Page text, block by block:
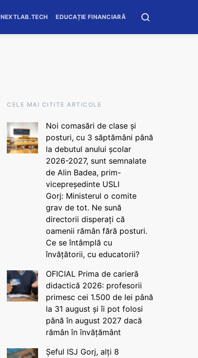
NEXTLAB.TECH EDUCAȚIE FINANCIARĂ
CELE MAI CITITE ARTICOLE
Noi comasări de clase și
posturi, cu 3 săptămâni până
la debutul anului școlar
2026-2027, sunt semnalate
de Alin Badea, prim-
vicepreședinte USLI
Gorj: Ministerul o comite
grav de tot. Ne sună
directorii disperați că
oamenii rămân fără posturi.
Ce se întâmplă cu
învățătorii, cu educatorii?
OFICIAL Prima de carieră
didactică 2026: profesorii
primesc cei 1.500 de lei până
la 31 august și îi pot folosi
până în august 2027 dacă
rămân în învățământ
Șeful ISJ Gorj, alți 8